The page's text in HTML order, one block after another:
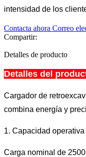
intensidad de los
Contacta ahora Correo
Compartir:
Detalles de producto
Detalles del
Cargador de
combina energía y
1. Capacidad
Carga nominal de